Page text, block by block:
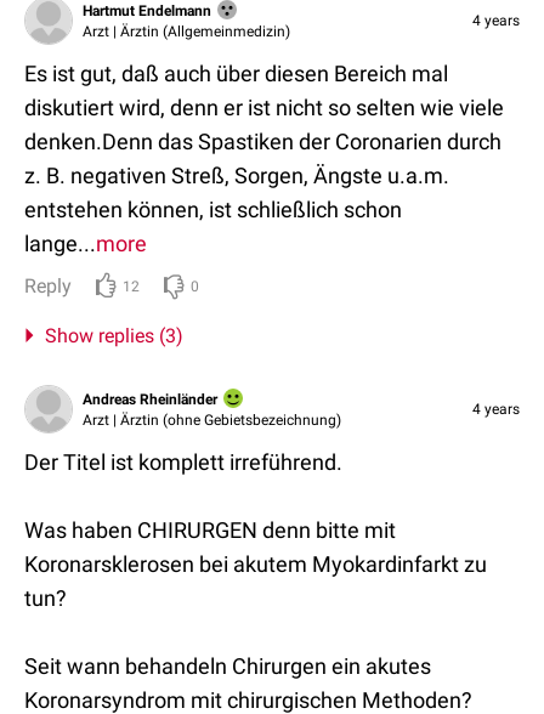
Hartmut Endelmann
Arzt | Ärztin (Allgemeinmedizin)
4 years
Es ist gut, daß auch über diesen Bereich mal
diskutiert wird, denn er ist nicht so selten wie viele
denken.Denn das Spastiken der Coronarien durch
z. B. negativen Streß, Sorgen, Ängste u.a.m.
entstehen können, ist schließlich schon
lange...more
Reply 12 0
Show replies (3)
Andreas Rheinländer
Arzt | Ärztin (ohne Gebietsbezeichnung)
4 years
Der Titel ist komplett irreführend.
Was haben CHIRURGEN denn bitte mit
Koronarsklerosen bei akutem Myokardinfarkt zu
tun?
Seit wann behandeln Chirurgen ein akutes
Koronarsyndrom mit chirurgischen Methoden?